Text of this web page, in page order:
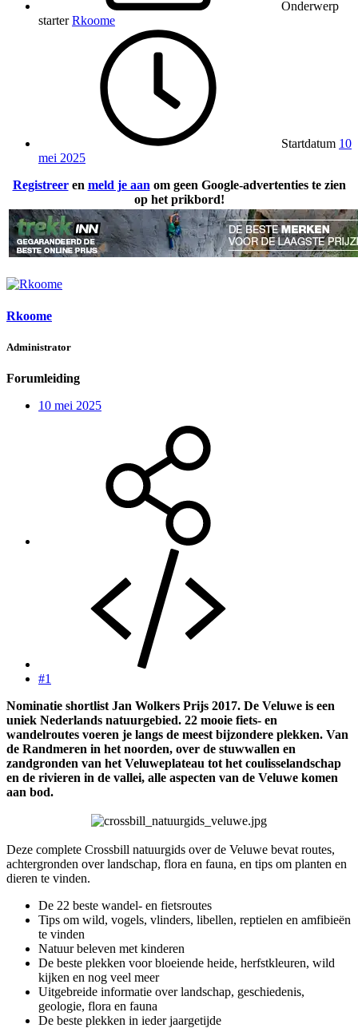
Onderwerp
starter Rkoome
Startdatum 10
mei 2025
Registreeren meld je aan om geen Google-advertenties te zien
op het prikbord!
Rkoome
Administrator
Forumleiding
10 mei 2025
#1
Nominatie shortlist Jan Wolkers Prijs 2017. De Veluwe is een
uniek Nederlands natuurgebied. 22 mooie fiets- en
wandelroutes voeren je langs de meest bijzondere plekken. Van
de Randmeren in het noorden, over de stuwwallen en
zandgronden van het Veluweplateau tot het coulisselandschap
en de rivieren in de vallei, alle aspecten van de Veluwe komen
aan bod.
Deze complete Crossbill natuurgids over de Veluwe bevat routes,
achtergronden over landschap, flora en fauna, en tips om planten en
dieren te vinden.
De 22 beste wandel- en fietsroutes
Tips om wild, vogels, vlinders, libellen, reptielen en amfibieën
te vinden
Natuur beleven met kinderen
De beste plekken voor bloeiende heide, herfstkleuren, wild
kijken en nog veel meer
Uitgebreide informatie over landschap, geschiedenis,
geologie, flora en fauna
De beste plekken in ieder jaargetijde